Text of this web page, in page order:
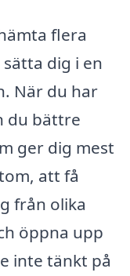
flera
dig i en
När du har
du bättre
ger dig mest
att få
från olika
öppna upp
inte tänkt på